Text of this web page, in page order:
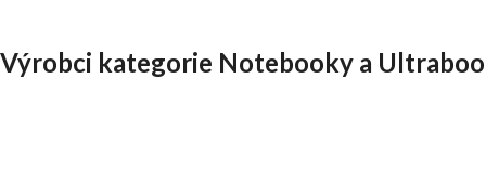
Výrobci kategorie Notebooky a